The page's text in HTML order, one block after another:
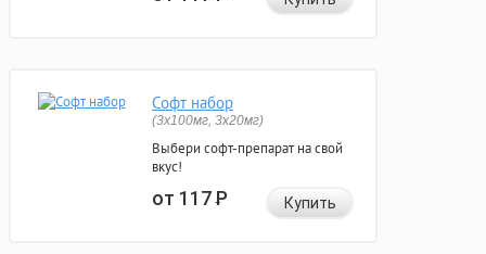
Софт набор
(3x100мг, 3x20мг)
Выбери софт-препарат на свой
вкус!
от 117Р Купить